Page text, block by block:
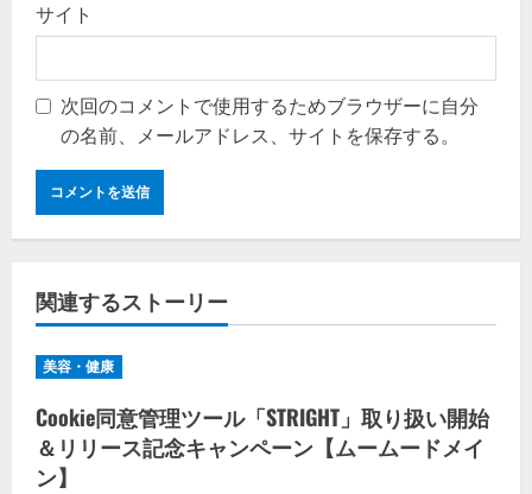
サイト
次回のコメントで使用するためブラウザーに自分
の名前、メールアドレス、サイトを保存する。
関連するストーリー
美容・健康
Cookie同意管理ツール「STRIGHT」取り扱い開始
＆リリース記念キャンペーン【ムームードメイ
ン】